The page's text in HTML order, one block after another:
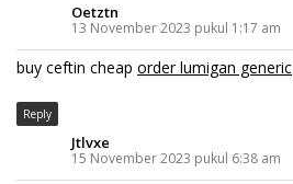
Oetztn
13 November 2023 pukul 1:17 am
buy ceftin cheap order lumigan generic
Reply
Jtlvxe
15 November 2023 pukul 6:38 am